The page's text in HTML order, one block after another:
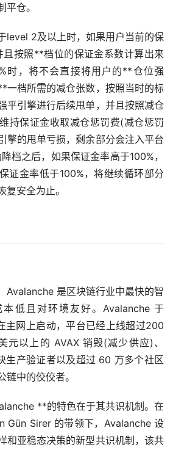
仓。
level 2及以上时，如果用户当前的保
且按照**档位的保证金系数计算出来
时，将不会直接将用户的**仓位强
一档所需的减仓张数，按照当时的标
平引擎进行后续甩单，并且按照减仓
持保证金收取减仓惩罚费(减仓惩罚
擎的甩单亏损，剩余部分会注入平台
档之后，如果保证金率高于100%，
证金率低于100%，将继续循环部分
安全为止。
Avalanche 是区块链行业中最快的智
低且对环境友好。Avalanche 于
网上启动，平台已经上线超过200
元以上的 AVAX 销毁(减少供应)、
生产验证者以及超过 60 万多个社区
中的佼佼者。
**的特色在于其共识机制。在
Gün Sirer 的带领下，Avalanche 设
和亚稳态决策的新型共识机制，该共